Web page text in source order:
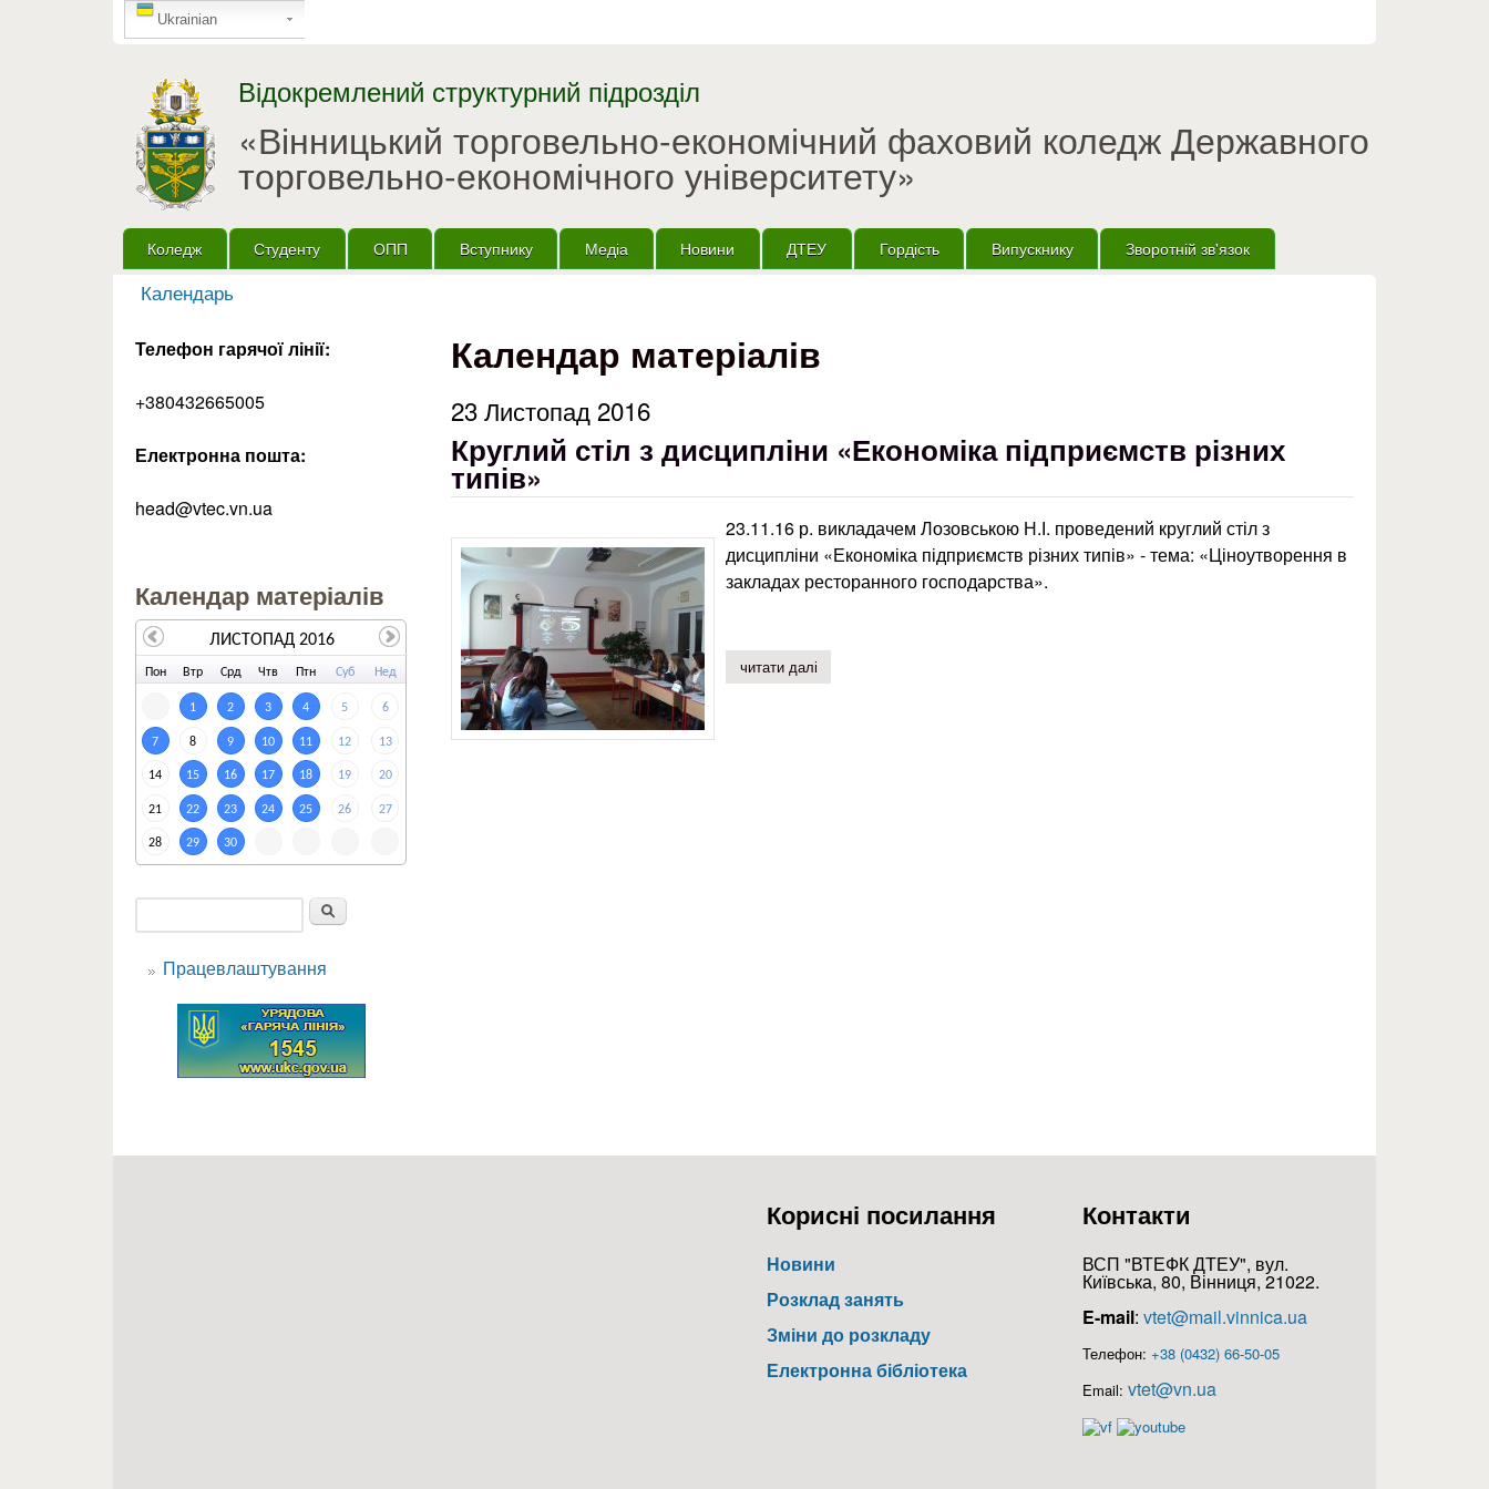
GTranslate
Ukrainian
Відокремлений структурний підрозділ
«Вінницький торговельно-економічний фаховий коледж Державного
торговельно-економічного університету»
Головне меню
Коледж Студенту ОПП Вступнику Медіа Новини ДТЕУ Гордість Випускнику Зворотній зв'язок
Ви є тут
Календарь
Календар матеріалів
23 Листопад 2016
Круглий стіл з дисципліни «Економіка підприємств різних
типів»
23.11.16 р. викладачем Лозовською Н.І. проведений круглий стіл з
дисципліни «Економіка підприємств різних типів» - тема: «Ціноутворення в
закладах ресторанного господарства».
читати далі
Телефон гарячої лінії:
+380432665005
Електронна пошта:
head@vtec.vn.ua
Календар матеріалів
Пон Втр Срд Чтв Птн Суб Нед
1 2 3 4 5 6
7 8 9 10 11 12 13
14 15 16 17 18 19 20
21 22 23 24 25 26 27
28 29 30
ЛИСТОПАД 2016
Пошукова форма
Працевлаштування
Корисні посилання
Новини
Розклад занять
Зміни до розкладу
Електронна бібліотека
Контакти
ВСП "ВТЕФК ДТЕУ", вул.
Київська, 80, Вінниця, 21022.
E-mail: vtet@mail.vinnica.ua
Телефон: +38 (0432) 66-50-05
Email: vtet@vn.ua